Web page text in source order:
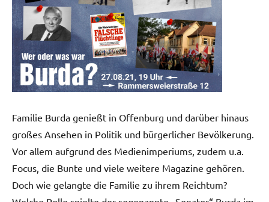
Familie Burda genießt in Offenburg und darüber hinaus
großes Ansehen in Politik und bürgerlicher Bevölkerung.
Vor allem aufgrund des Medienimperiums, zudem u.a.
Focus, die Bunte und viele weitere Magazine gehören.
Doch wie gelangte die Familie zu ihrem Reichtum?